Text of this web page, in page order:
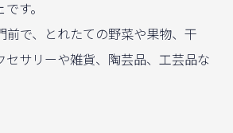
す。
前で、とれたての野菜や果物、干
セサリーや雑貨、陶芸品、工芸品な